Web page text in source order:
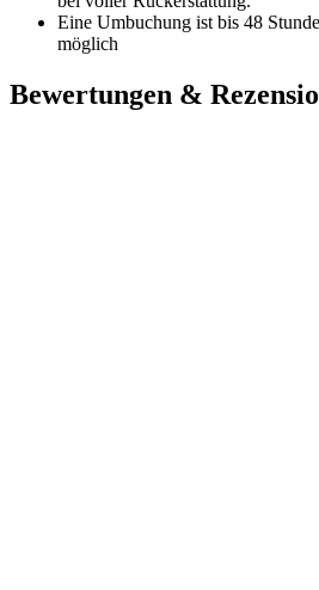
Eine Umbuchung ist bis 48
möglich
Bewertungen &